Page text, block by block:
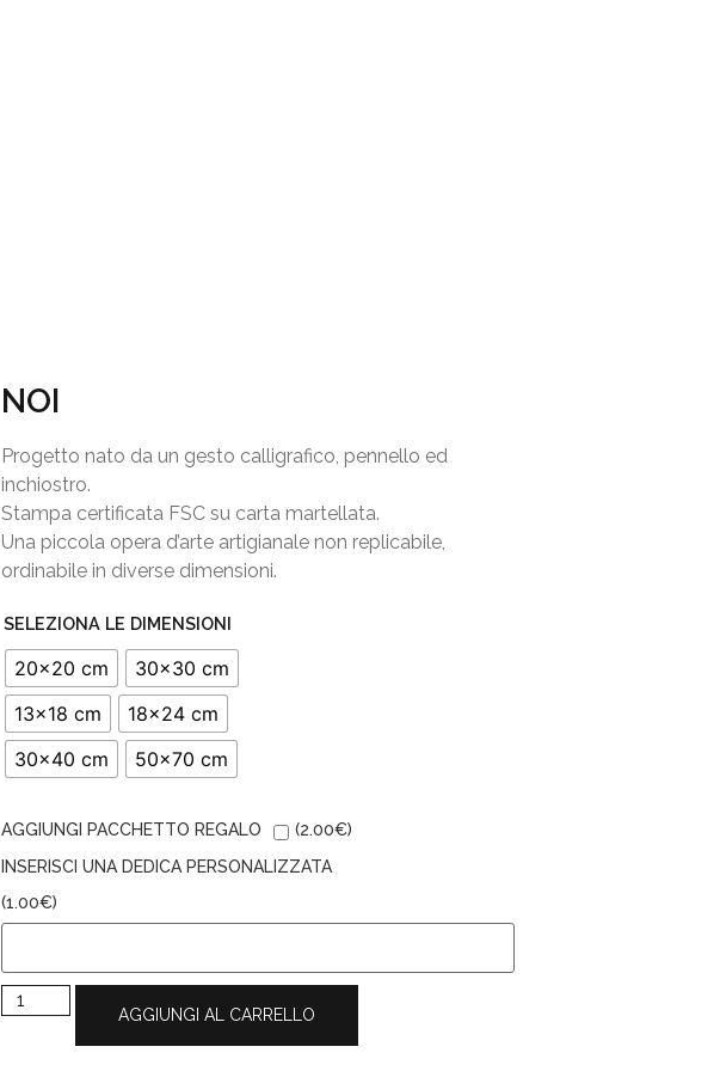
NOI
Progetto nato da un gesto calligrafico, pennello ed
inchiostro.
Stampa certificata FSC su carta martellata.
Una piccola opera d’arte artigianale non replicabile,
ordinabile in diverse dimensioni.
SELEZIONA LE DIMENSIONI
20x20 cm
30x30 cm
13x18 cm
18x24 cm
30x40 cm
50x70 cm
AGGIUNGI PACCHETTO REGALO (2.00€)
INSERISCI UNA DEDICA PERSONALIZZATA
(1.00€)
AGGIUNGI AL CARRELLO